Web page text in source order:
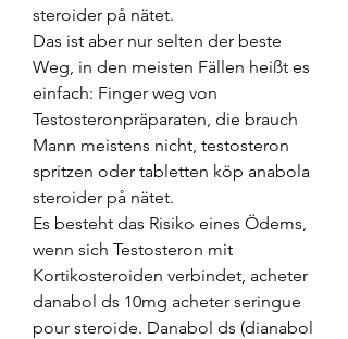
steroider på nätet.
Das ist aber nur selten der beste
Weg, in den meisten Fällen heißt es
einfach: Finger weg von
Testosteronpräparaten, die brauch
Mann meistens nicht, testosteron
spritzen oder tabletten köp anabola
steroider på nätet.
Es besteht das Risiko eines Ödems,
wenn sich Testosteron mit
Kortikosteroiden verbindet, acheter
danabol ds 10mg acheter seringue
pour steroide. Danabol ds (dianabol